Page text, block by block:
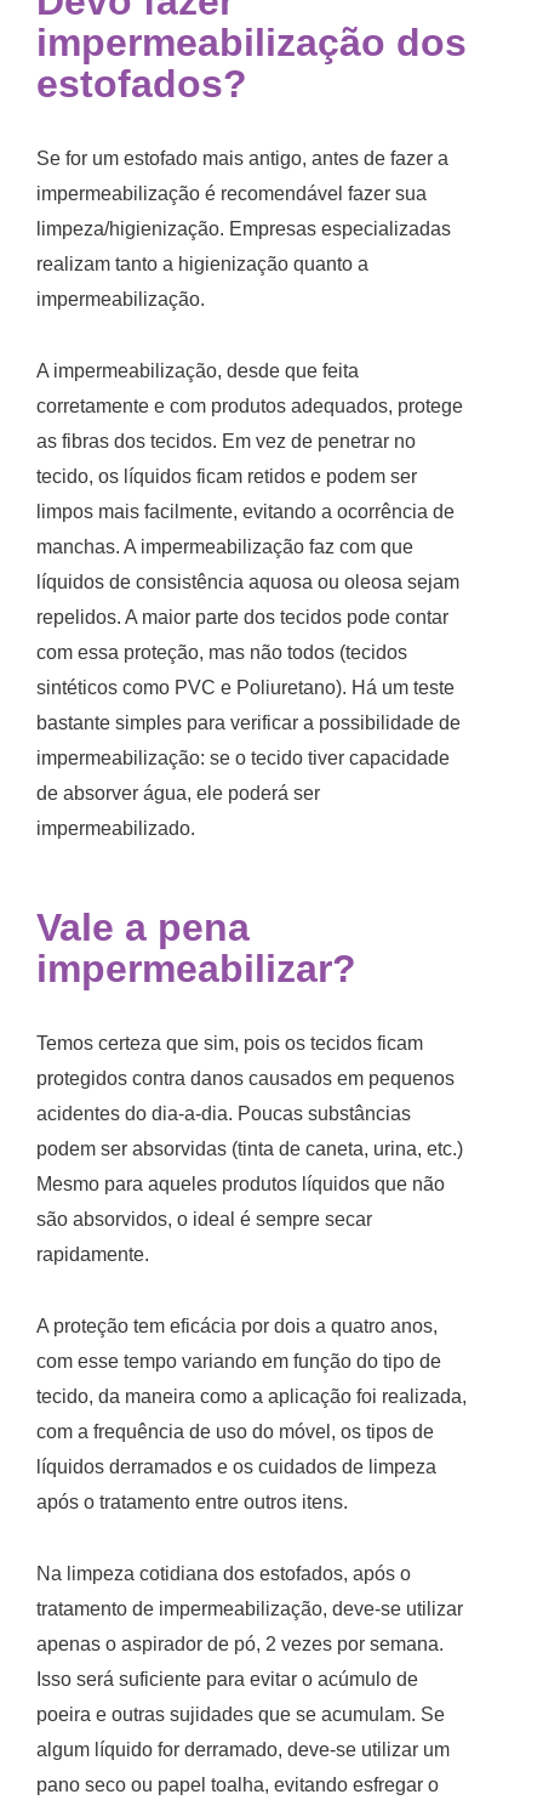
impermeabilização dos
estofados?
Se for um estofado mais antigo, antes de fazer a
impermeabilização é recomendável fazer sua
limpeza/higienização. Empresas especializadas
realizam tanto a higienização quanto a
impermeabilização.
A impermeabilização, desde que feita
corretamente e com produtos adequados, protege
as fibras dos tecidos. Em vez de penetrar no
tecido, os líquidos ficam retidos e podem ser
limpos mais facilmente, evitando a ocorrência de
manchas. A impermeabilização faz com que
líquidos de consistência aquosa ou oleosa sejam
repelidos. A maior parte dos tecidos pode contar
com essa proteção, mas não todos (tecidos
sintéticos como PVC e Poliuretano). Há um teste
bastante simples para verificar a possibilidade de
impermeabilização: se o tecido tiver capacidade
de absorver água, ele poderá ser
impermeabilizado.
Vale a pena
impermeabilizar?
Temos certeza que sim, pois os tecidos ficam
protegidos contra danos causados em pequenos
acidentes do dia-a-dia. Poucas substâncias
podem ser absorvidas (tinta de caneta, urina, etc.)
Mesmo para aqueles produtos líquidos que não
são absorvidos, o ideal é sempre secar
rapidamente.
A proteção tem eficácia por dois a quatro anos,
com esse tempo variando em função do tipo de
tecido, da maneira como a aplicação foi realizada,
com a frequência de uso do móvel, os tipos de
líquidos derramados e os cuidados de limpeza
após o tratamento entre outros itens.
Na limpeza cotidiana dos estofados, após o
tratamento de impermeabilização, deve-se utilizar
apenas o aspirador de pó, 2 vezes por semana.
Isso será suficiente para evitar o acúmulo de
poeira e outras sujidades que se acumulam. Se
algum líquido for derramado, deve-se utilizar um
pano seco ou papel toalha, evitando esfregar o